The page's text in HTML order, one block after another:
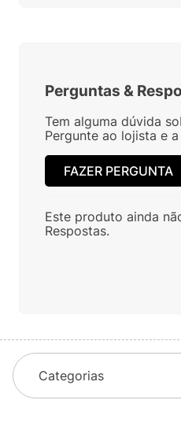
Perguntas &
Tem alguma dúvida
Pergunte ao lojista e
FAZER PERGUNTA
Este produto ainda
Respostas.
Categorias